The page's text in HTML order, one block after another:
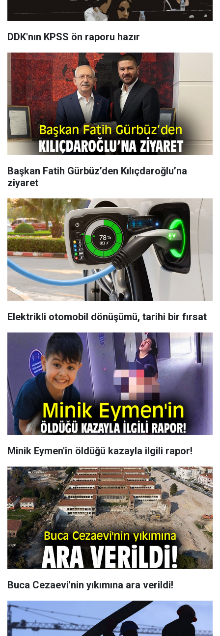
DDK'nın KPSS ön raporu hazır
Başkan Fatih Gürbüz’den Kılıçdaroğlu’na
ziyaret
Elektrikli otomobil dönüşümü, tarihi bir fırsat
Minik Eymen'in öldüğü kazayla ilgili rapor!
Buca Cezaevi'nin yıkımına ara verildi!